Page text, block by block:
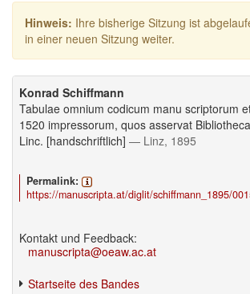
Hinweis: Ihre bisherige Sitzung ist
in einer neuen Sitzung weiter.
Konrad Schiffmann
Tabulae omnium codicum manu scriptorum
1520 impressorum, quos asservat
Linc. [handschriftlich] — Linz, 1895
Permalink:
https://manuscripta.at/diglit/schiffmann_1895/
Kontakt und Feedback:
manuscripta@oeaw.ac.at
Startseite des Bandes